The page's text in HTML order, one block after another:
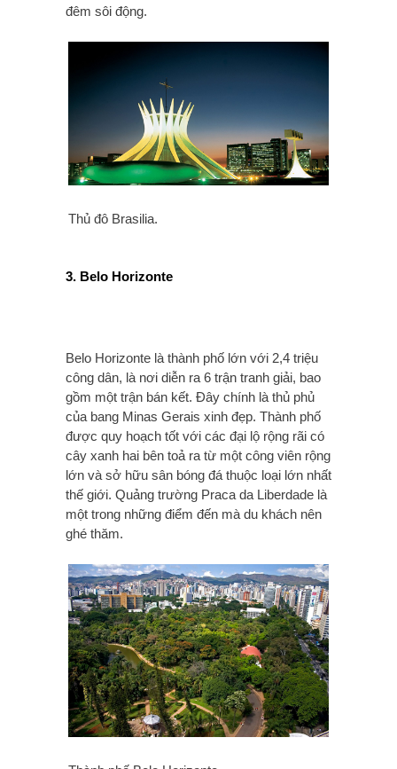
đêm sôi động.
Thủ đô Brasilia.
3. Belo Horizonte
Belo Horizonte là thành phố lớn với 2,4 triệu
công dân, là nơi diễn ra 6 trận tranh giải, bao
gồm một trận bán kết. Đây chính là thủ phủ
của bang Minas Gerais xinh đẹp. Thành phố
được quy hoạch tốt với các đại lộ rộng rãi có
cây xanh hai bên toả ra từ một công viên rộng
lớn và sở hữu sân bóng đá thuộc loại lớn nhất
thế giới. Quảng trường Praca da Liberdade là
một trong những điểm đến mà du khách nên
ghé thăm.